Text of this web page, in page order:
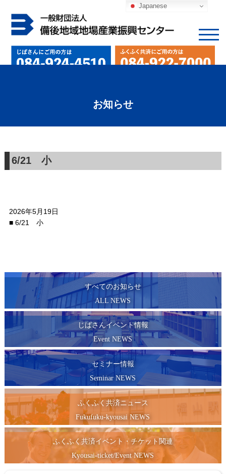
お知らせ
6/21 小
2026年5月19日
■ 6/21 小
すべてのお知らせ
ALL NEWS
じばさんイベント情報
Event NEWS
セミナー情報
Seminar NEWS
ふくふく共済ニュース
Fukufuku-kyousai NEWS
ふくふく共済イベント・チケット関連
Kyousai-ticket/Event NEWS
Japanese